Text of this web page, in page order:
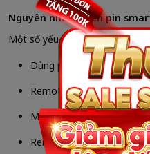
Nguyên nhân khiến pin
Một số yếu tố khiến pin nhanh
Dùng pin trôi nổi, pin giả
Remote thường xuyên để
Môi trường nóng, ẩm
Remote bị va đập hoặc